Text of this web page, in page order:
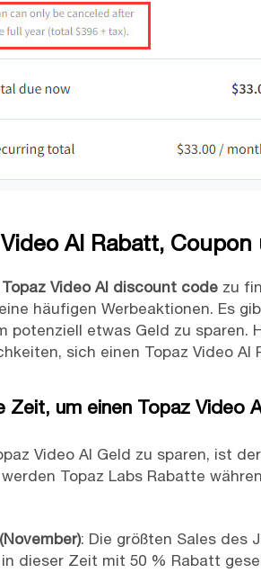
AI Rabatt, Coupon
Topaz Video AI discount code zu
häufigen Werbeaktionen. Es
potenziell etwas Geld zu sparen.
sich einen Topaz Video AI
Zeit, um einen Topaz Video
Video AI Geld zu sparen, ist
Topaz Labs Rabatte
: Die größten Sales des
dieser Zeit mit 50 % Rabatt